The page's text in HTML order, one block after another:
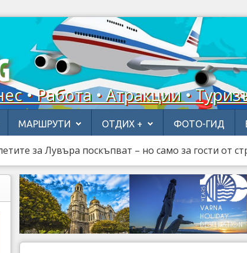
• Работа • Атракции •
МАРШРУТИ ОТДИХ + ФОТО-ГИД
за Лувъра поскъпват – но само за гости от